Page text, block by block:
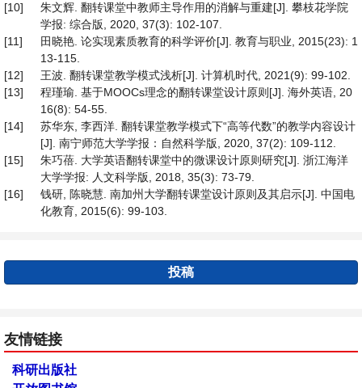
[10]
朱文辉. 翻转课堂中教师主导作用的消解与重建[J]. 攀枝花学院
学报: 综合版, 2020, 37(3): 102-107.
[11]
田晓艳. 论实现素质教育的科学评价[J]. 教育与职业, 2015(23): 1
13-115.
[12]
王波. 翻转课堂教学模式浅析[J]. 计算机时代, 2021(9): 99-102.
[13]
程瑾瑜. 基于MOOCs理念的翻转课堂设计原则[J]. 海外英语, 20
16(8): 54-55.
[14]
苏华东, 李西洋. 翻转课堂教学模式下“高等代数”的教学内容设计
[J]. 南宁师范大学学报：自然科学版, 2020, 37(2): 109-112.
[15]
朱巧蓓. 大学英语翻转课堂中的微课设计原则研究[J]. 浙江海洋
大学学报: 人文科学版, 2018, 35(3): 73-79.
[16]
钱研, 陈晓慧. 南加州大学翻转课堂设计原则及其启示[J]. 中国电
化教育, 2015(6): 99-103.
投稿
友情链接
科研出版社